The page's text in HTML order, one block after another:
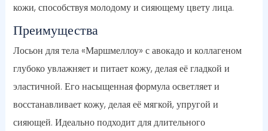
кожи, способствуя молодому и сияющему цвету лица.
Преимущества
Лосьон для тела «Маршмеллоу» с авокадо и коллагеном
глубоко увлажняет и питает кожу, делая её гладкой и
эластичной. Его насыщенная формула осветляет и
восстанавливает кожу, делая её мягкой, упругой и
сияющей. Идеально подходит для длительного